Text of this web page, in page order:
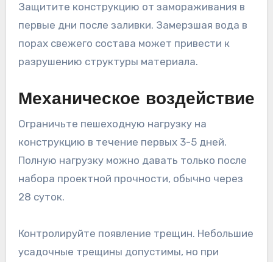
Защитите конструкцию от замораживания в
первые дни после заливки. Замерзшая вода в
порах свежего состава может привести к
разрушению структуры материала.
Механическое воздействие
Ограничьте пешеходную нагрузку на
конструкцию в течение первых 3-5 дней.
Полную нагрузку можно давать только после
набора проектной прочности, обычно через
28 суток.
Контролируйте появление трещин. Небольшие
усадочные трещины допустимы, но при